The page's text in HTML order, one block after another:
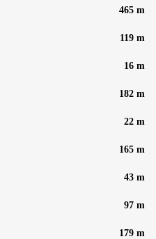
465 m
119 m
16 m
182 m
22 m
165 m
43 m
97 m
179 m